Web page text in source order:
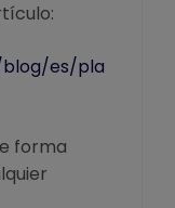
es/pla
forma